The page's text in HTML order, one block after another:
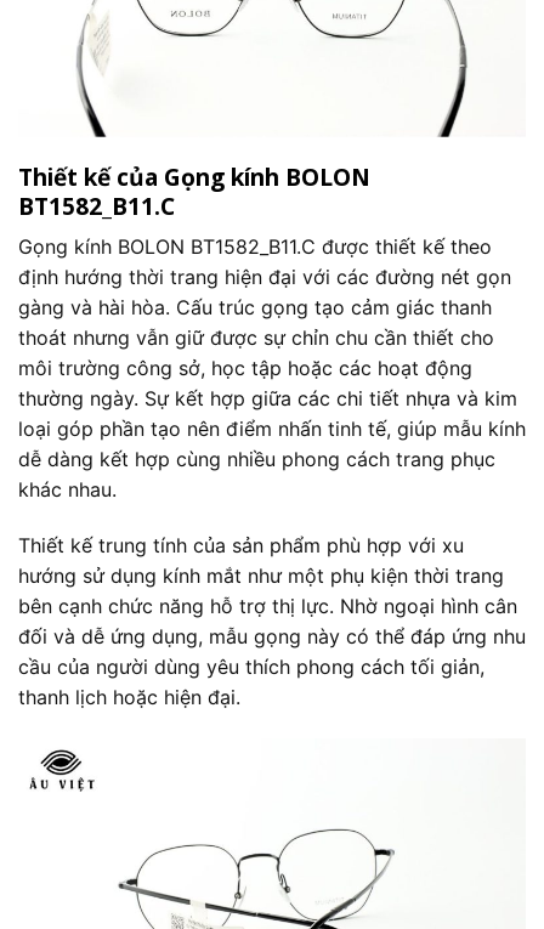
Thiết kế của Gọng kính BOLON
BT1582_B11.C
Gọng kính BOLON BT1582_B11.C được thiết kế theo
định hướng thời trang hiện đại với các đường nét gọn
gàng và hài hòa. Cấu trúc gọng tạo cảm giác thanh
thoát nhưng vẫn giữ được sự chỉn chu cần thiết cho
môi trường công sở, học tập hoặc các hoạt động
thường ngày. Sự kết hợp giữa các chi tiết nhựa và kim
loại góp phần tạo nên điểm nhấn tinh tế, giúp mẫu kính
dễ dàng kết hợp cùng nhiều phong cách trang phục
khác nhau.
Thiết kế trung tính của sản phẩm phù hợp với xu
hướng sử dụng kính mắt như một phụ kiện thời trang
bên cạnh chức năng hỗ trợ thị lực. Nhờ ngoại hình cân
đối và dễ ứng dụng, mẫu gọng này có thể đáp ứng nhu
cầu của người dùng yêu thích phong cách tối giản,
thanh lịch hoặc hiện đại.